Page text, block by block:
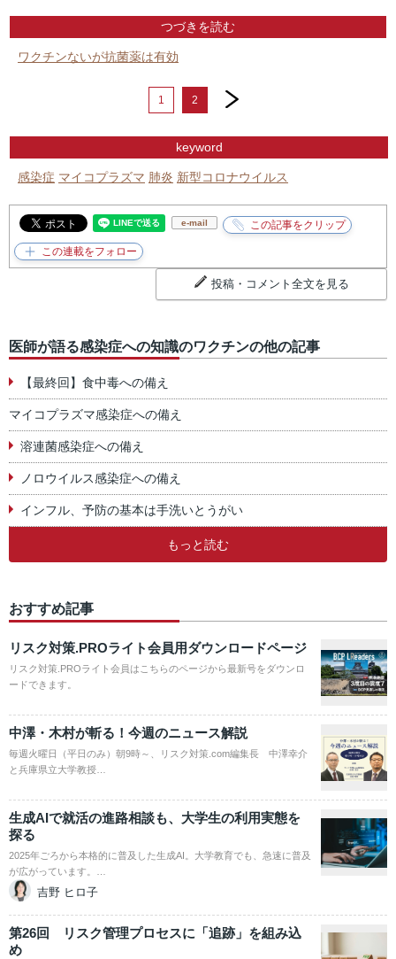
つづきを読む
ワクチンないが抗菌薬は有効
1 2
next
keyword
感染症 マイコプラズマ 肺炎 新型コロナウイルス
e-mail
投稿・コメント全文を見る
医師が語る感染症への知識のワクチンの他の記事
【最終回】食中毒への備え
マイコプラズマ感染症への備え
溶連菌感染症への備え
ノロウイルス感染症への備え
インフル、予防の基本は手洗いとうがい
もっと読む
おすすめ記事
リスク対策.PROライト会員用ダウンロードページ
リスク対策.PROライト会員はこちらのページから最新号をダウンロ
ードできます。
中澤・木村が斬る！今週のニュース解説
毎週火曜日（平日のみ）朝9時～、リスク対策.com編集長 中澤幸介
と兵庫県立大学教授…
生成AIで就活の進路相談も、大学生の利用実態を
探る
2025年ごろから本格的に普及した生成AI。大学教育でも、急速に普及
が広がっています。…
吉野 ヒロ子
第26回 リスク管理プロセスに「追跡」を組み込
め